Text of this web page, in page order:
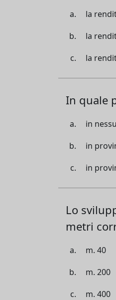
la
la
la
In quale
in
in
in
Lo
metri
m. 40
m. 200
m. 400